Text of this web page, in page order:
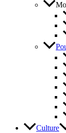
Culture